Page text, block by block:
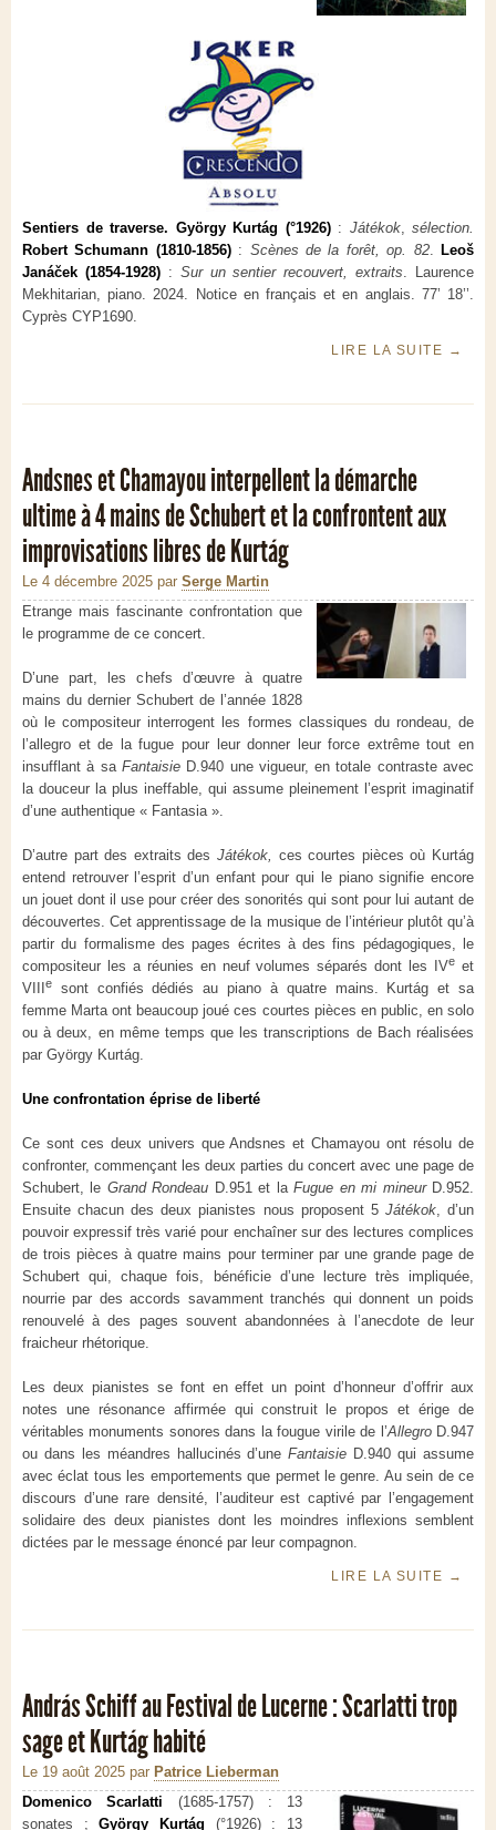
Sentiers de traverse. György Kurtág (°1926): Játékok, sélection.
Robert Schumann (1810-1856) : Scènes de la forêt, op. 82. Leoš
Janáček (1854-1928) : Sur un sentier recouvert, extraits. Laurence
Mekhitarian, piano. 2024. Notice en français et en anglais. 77’ 18’’.
Cyprès CYP1690.
LIRE LA SUITE →
Andsnes et Chamayou interpellent la démarche
ultime à 4 mains de Schubert et la confrontent aux
improvisations libres de Kurtág
Le 4 décembre 2025 par Serge Martin
Etrange mais fascinante confrontation que
le programme de ce concert.
D’une part, les chefs d’œuvre à quatre
mains du dernier Schubert de l’année 1828
où le compositeur interrogent les formes classiques du rondeau, de
l’allegro et de la fugue pour leur donner leur force extrême tout en
insufflant à saFantaisieD.940 une vigueur, en totale contraste avec
la douceur la plus ineffable, qui assume pleinement l’esprit imaginatif
d’une authentique « Fantasia ».
D’autre part des extraits des Játékok, ces courtes pièces où Kurtág
entend retrouver l’esprit d’un enfant pour qui le piano signifie encore
un jouet dont il use pour créer des sonorités qui sont pour lui autant de
découvertes. Cet apprentissage de la musique de l’intérieur plutôt qu’à
partir du formalisme des pages écrites à des fins pédagogiques, le
compositeur les a réunies en neuf volumes séparés dont les IVe et
VIII
e
sont confiés dédiés au piano à quatre mains. Kurtág et sa
femme Marta ont beaucoup joué ces courtes pièces en public, en solo
ou à deux, en même temps que les transcriptions de Bach réalisées
par György Kurtág.
Une confrontation éprise de liberté
Ce sont ces deux univers que Andsnes et Chamayou ont résolu de
confronter, commençant les deux parties du concert avec une page de
Schubert, le Grand Rondeau D.951 et laFugue en mi mineurD.952.
Ensuite chacun des deux pianistes nous proposent 5 Játékok, d’un
pouvoir expressif très varié pour enchaîner sur des lectures complices
de trois pièces à quatre mains pour terminer par une grande page de
Schubert qui, chaque fois, bénéficie d’une lecture très impliquée,
nourrie par des accords savamment tranchés qui donnent un poids
renouvelé à des pages souvent abandonnées à l’anecdote de leur
fraicheur rhétorique.
Les deux pianistes se font en effet un point d’honneur d’offrir aux
notes une résonance affirmée qui construit le propos et érige de
véritables monuments sonores dans la fougue virile de l’AllegroD.947
ou dans les méandres hallucinés d’uneFantaisie D.940 qui assume
avec éclat tous les emportements que permet le genre. Au sein de ce
discours d’une rare densité, l’auditeur est captivé par l’engagement
solidaire des deux pianistes dont les moindres inflexions semblent
dictées par le message énoncé par leur compagnon.
LIRE LA SUITE →
András Schiff au Festival de Lucerne : Scarlatti trop
sage et Kurtág habité
Le 19 août 2025 par Patrice Lieberman
Domenico Scarlatti (1685-1757) : 13
sonates ;György Kurtág (°1926) : 13